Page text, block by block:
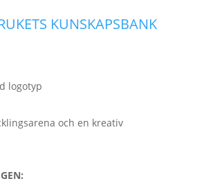
KUNSKAPSBANK
och en kreativ